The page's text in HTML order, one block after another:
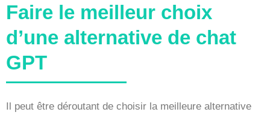
Faire le meilleur choix
d’une alternative de chat
GPT
Il peut être déroutant de choisir la meilleure alternative